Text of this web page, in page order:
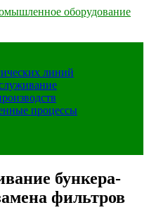
оборудование
линий
процессы
бункера-
фильтров